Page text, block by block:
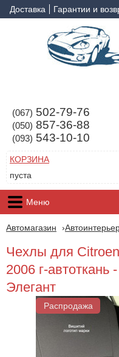
Доставка Гарантии и
(067) 502-79-76
(050) 857-36-88
(093) 543-10-10
КОРЗИНА
пуста
Меню
Автомагазин
Распродажа
Чехлы для
2006 г-
Элегант